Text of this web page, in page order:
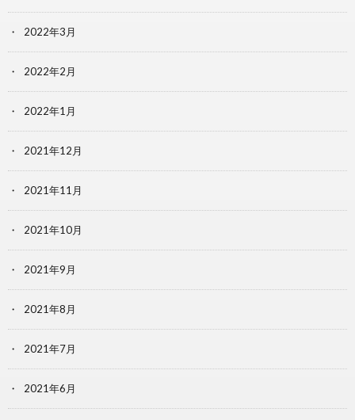
2022年3月
2022年2月
2022年1月
2021年12月
2021年11月
2021年10月
2021年9月
2021年8月
2021年7月
2021年6月